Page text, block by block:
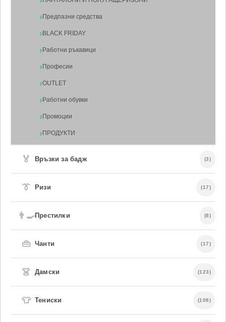
Предпазни средства
BLACK FRIDAY
Работни ръкавици
Професии
OUTLET
Работни обувки
Промоции
ПРОДУКТИ
🏅 Връзки за бадж (3)
👔 Ризи (17)
👨‍🍳Престилки (8)
👜 Чанти (17)
👗 Дамски (123)
👕 Тениски (108)